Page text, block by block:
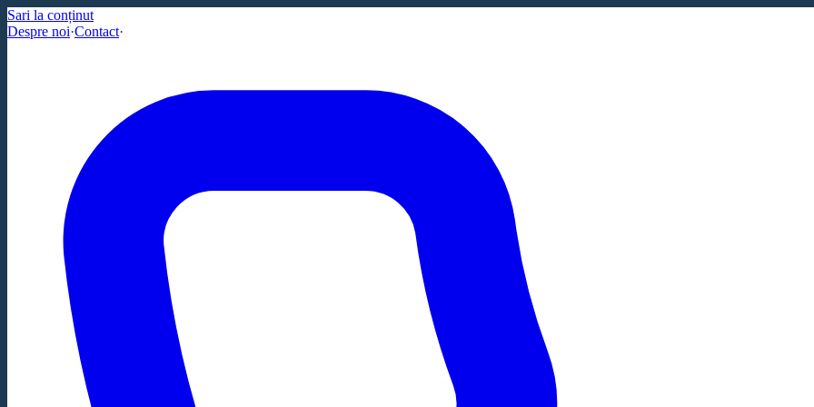
Sari la conținut
Despre noi·Contact·